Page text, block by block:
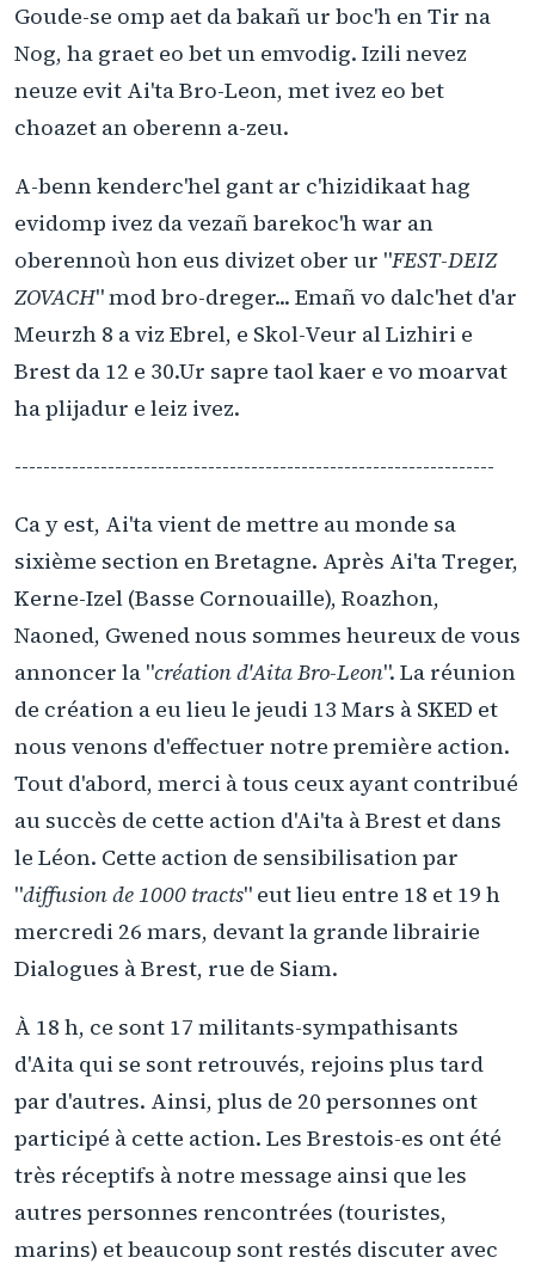
Goude-se omp aet da bakañ ur boc'h en Tir na
Nog, ha graet eo bet un emvodig. Izili nevez
neuze evit Ai'ta Bro-Leon, met ivez eo bet
choazet an oberenn a-zeu.
A-benn kenderc'hel gant ar c'hizidikaat hag
evidomp ivez da vezañ barekoc'h war an
oberennoù hon eus divizet ober ur "FEST-DEIZ
ZOVACH" mod bro-dreger... Emañ vo dalc'het d'ar
Meurzh 8 a viz Ebrel, e Skol-Veur al Lizhiri e
Brest da 12 e 30.Ur sapre taol kaer e vo moarvat
ha plijadur e leiz ivez.
-------------------------------------------------------------------
Ca y est, Ai'ta vient de mettre au monde sa
sixième section en Bretagne. Après Ai'ta Treger,
Kerne-Izel (Basse Cornouaille), Roazhon,
Naoned, Gwened nous sommes heureux de vous
annoncer la "création d'Aita Bro-Leon". La réunion
de création a eu lieu le jeudi 13 Mars à SKED et
nous venons d'effectuer notre première action.
Tout d'abord, merci à tous ceux ayant contribué
au succès de cette action d'Ai'ta à Brest et dans
le Léon. Cette action de sensibilisation par
"diffusion de 1000 tracts" eut lieu entre 18 et 19 h
mercredi 26 mars, devant la grande librairie
Dialogues à Brest, rue de Siam.
À 18 h, ce sont 17 militants-sympathisants
d'Aita qui se sont retrouvés, rejoins plus tard
par d'autres. Ainsi, plus de 20 personnes ont
participé à cette action. Les Brestois-es ont été
très réceptifs à notre message ainsi que les
autres personnes rencontrées (touristes,
marins) et beaucoup sont restés discuter avec